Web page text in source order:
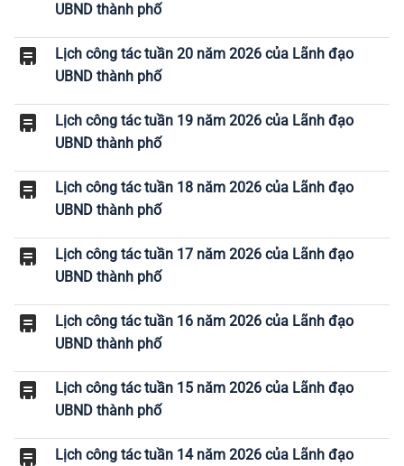
UBND thành phố
Lịch công tác tuần 20 năm 2026 của Lãnh đạo
UBND thành phố
Lịch công tác tuần 19 năm 2026 của Lãnh đạo
UBND thành phố
Lịch công tác tuần 18 năm 2026 của Lãnh đạo
UBND thành phố
Lịch công tác tuần 17 năm 2026 của Lãnh đạo
UBND thành phố
Lịch công tác tuần 16 năm 2026 của Lãnh đạo
UBND thành phố
Lịch công tác tuần 15 năm 2026 của Lãnh đạo
UBND thành phố
Lịch công tác tuần 14 năm 2026 của Lãnh đạo